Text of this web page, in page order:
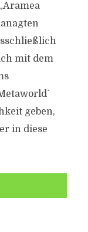
mit dem
geben,
in diese